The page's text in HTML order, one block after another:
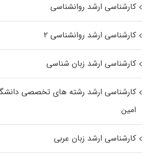
کارشناسی ارشد روانشناسی
کارشناسی ارشد روانشناسی ۲
کارشناسی ارشد زبان شناسی
کارشناسی ارشد رﺷﺘﻪ ﻫﺎی تخصصی
اﻣﻴﻦ
کارشناسی ارشد زبان عربی